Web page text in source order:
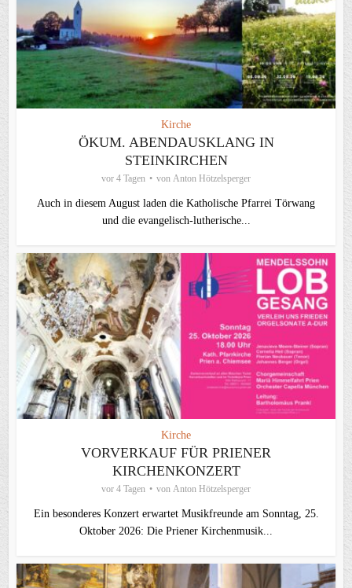
Kirche
ÖKUM. ABENDAUSKLANG IN
STEINKIRCHEN
vor 4 Tagen von Anton Hötzelsperger
Auch in diesem August laden die Katholische Pfarrei Törwang
und die evangelisch‑lutherische...
Kirche
VORVERKAUF FÜR PRIENER
KIRCHENKONZERT
vor 4 Tagen von Anton Hötzelsperger
Ein besonderes Konzert erwartet Musikfreunde am Sonntag, 25.
Oktober 2026: Die Priener Kirchenmusik...